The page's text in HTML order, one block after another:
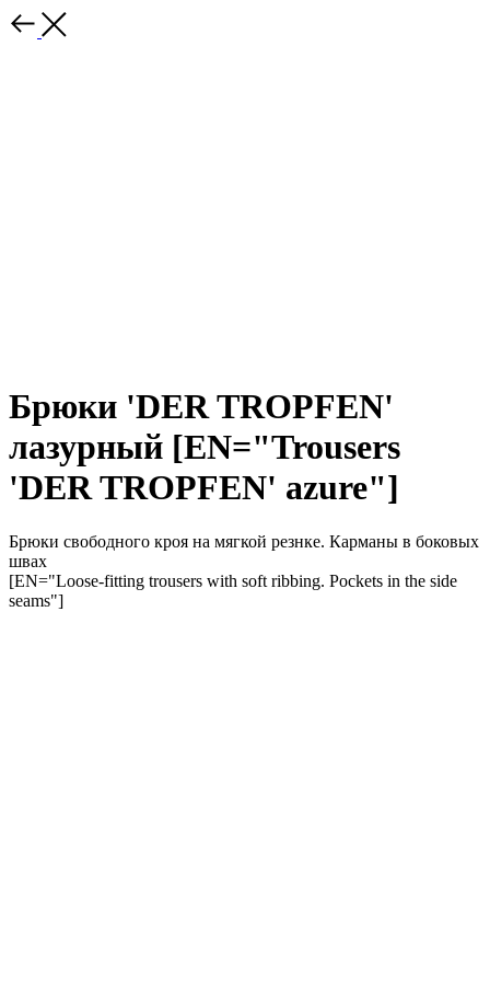
Брюки 'DER TROPFEN'
лазурный [EN="Trousers
'DER TROPFEN' azure"]
Брюки свободного кроя на мягкой резнке. Карманы в боковых
швах
[EN="Loose-fitting trousers with soft ribbing. Pockets in the side
seams"]